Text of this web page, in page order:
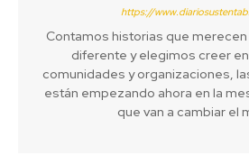
https://
Contamos historias que
diferente y elegimos creer
comunidades y organizaciones,
están empezando ahora en la
que van a cambiar el